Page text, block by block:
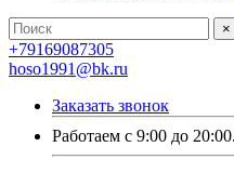
×
+79169087305
hoso1991@bk.ru
Заказать звонок
Работаем с 9:00 до